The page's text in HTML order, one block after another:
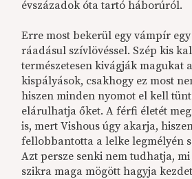
évszázadok óta tartó háborúról.
Erre most bekerül egy vámpír
ráadásul szívlövéssel. Szép kis
természetesen kivágják magukat
kispályások, csakhogy ez most
hiszen minden nyomot el kell
elárulhatja őket. A férfi életét
is, mert Vishous úgy akarja,
fellobbantotta a lelke legmélyén
Azt persze senki nem tudhatja, mi
szikra maga mögött hagyja